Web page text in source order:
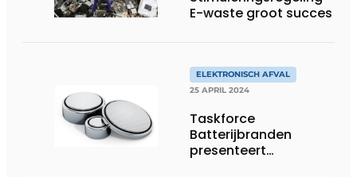
E-waste groot succes
ELEKTRONISCH AFVAL
25 APRIL 2024
Taskforce
Batterijbranden
presenteert